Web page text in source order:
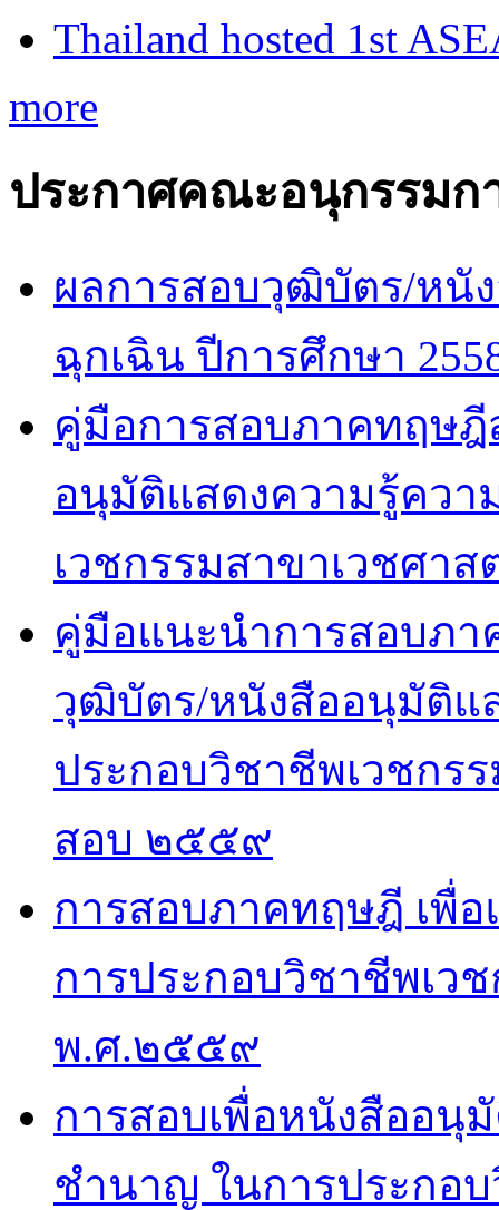
Thailand hosted 1st
more
ประกาศคณะอนุกรรมก
ผลการสอบวุฒิบัตร/หนั
ฉุกเฉิน ปีการศึกษา
คู่มือการสอบภาคทฤษ
อนุมัติแสดงความรู้คว
เวชกรรมสาขาเวชศา
คู่มือแนะนำการสอบภา
วุฒิบัตร/หนังสืออนุมัติแ
ประกอบวิชาชีพเวชกร
สอบ ๒๕๕๙
การสอบภาคทฤษฎี เพื่
การประกอบวิชาชีพเว
พ.ศ.๒๕๕๙
การสอบเพื่อหนังสืออนุ
ชำนาญ ในการประกอ